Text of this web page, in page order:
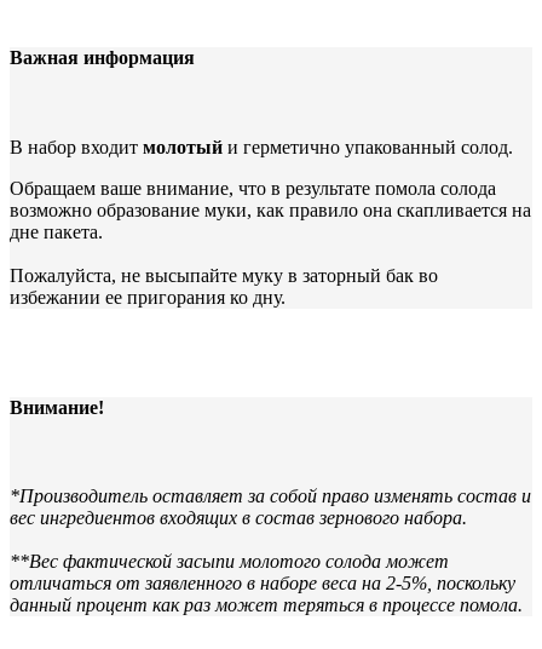
Важная информация
В набор входит молотый и герметично упакованный солод.
Обращаем ваше внимание, что в результате помола солода
возможно образование муки, как правило она скапливается на
дне пакета.
Пожалуйста, не высыпайте муку в заторный бак во
избежании ее пригорания ко дну.
Внимание!
*Производитель оставляет за собой право изменять состав и
вес ингредиентов входящих в состав зернового набора.
**Вес фактической засыпи молотого солода может
отличаться от заявленного в наборе веса на 2-5%, поскольку
данный процент как раз может теряться в процессе помола.